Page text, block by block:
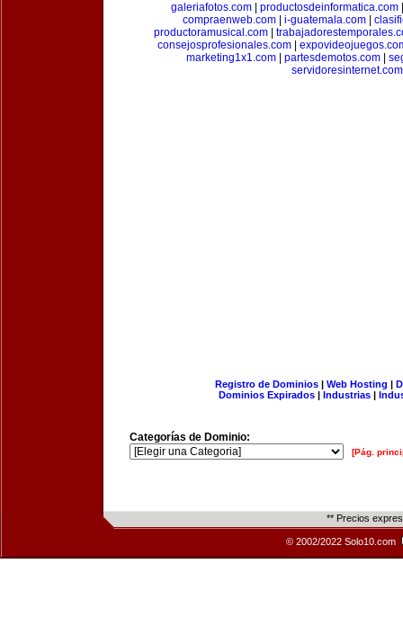
galeriafotos.com
productosdeinformatica.com
compraenweb.com| i-guatemala.com|
productoramusical.com
consejosprofesionales.com|
marketing1x1.com| partesdemotos.com|
servidoresinternet.com
Registro de Dominios| Web Hosting |
Dominios Expirados | Industrias |
Categorías de Dominio:
[Pág.
** Precios
© 2002/2022 Solo10.com